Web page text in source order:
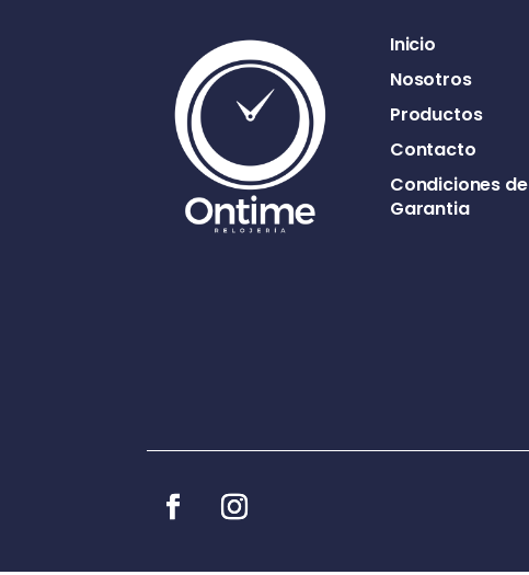
Inicio
Nosotros
Productos
Contacto
Condiciones de
Garantia